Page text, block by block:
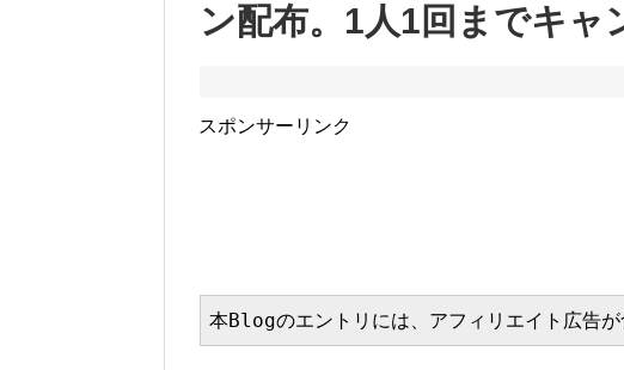
ン配布。1人1回までキャ
スポンサーリンク
本Blogのエントリには、アフィリエイト広告が